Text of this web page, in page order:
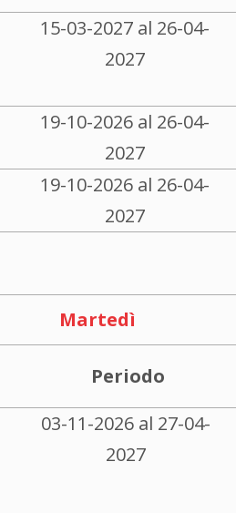
15-03-2027 al 26-04-
2027
19-10-2026 al 26-04-
2027
19-10-2026 al 26-04-
2027
Martedì
Periodo
03-11-2026 al 27-04-
2027